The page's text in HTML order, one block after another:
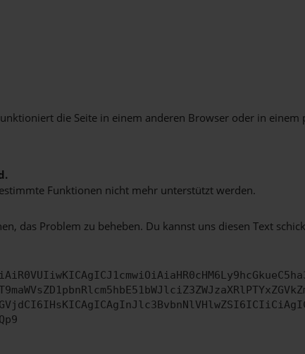
die Seite in einem anderen Browser oder in einem
Funktionen nicht mehr unterstützt werden.
das Problem zu beheben. Du kannst uns diesen Text